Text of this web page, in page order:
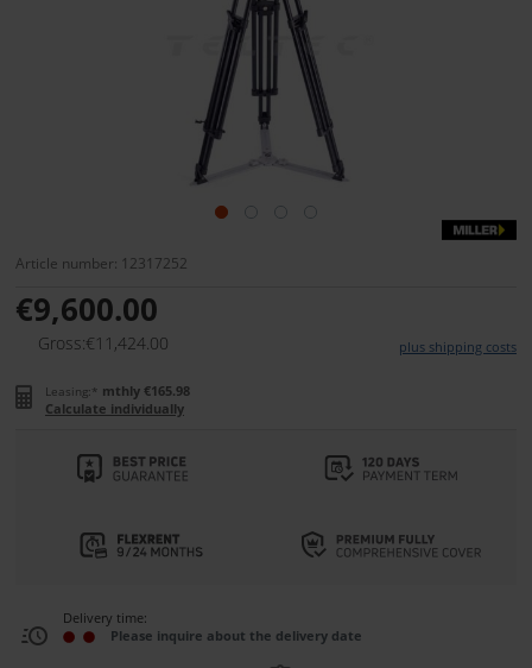
Article number: 12317252
€9,600.00
Gross:€11,424.00 plus shipping costs
Leasing:* mthly €165.98
Calculate individually
Delivery time:
Please inquire about the delivery date